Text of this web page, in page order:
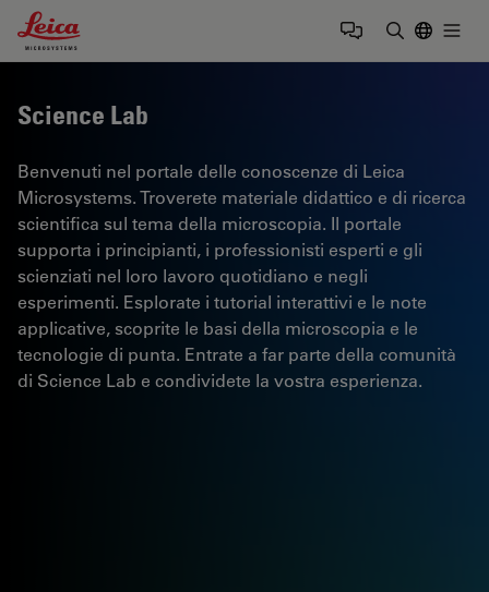
Leica Microsystems Logo
Science Lab
Benvenuti nel portale delle conoscenze di Leica
Microsystems. Troverete materiale didattico e di ricerca
scientifica sul tema della microscopia. Il portale
supporta i principianti, i professionisti esperti e gli
scienziati nel loro lavoro quotidiano e negli
esperimenti. Esplorate i tutorial interattivi e le note
applicative, scoprite le basi della microscopia e le
tecnologie di punta. Entrate a far parte della comunità
di Science Lab e condividete la vostra esperienza.